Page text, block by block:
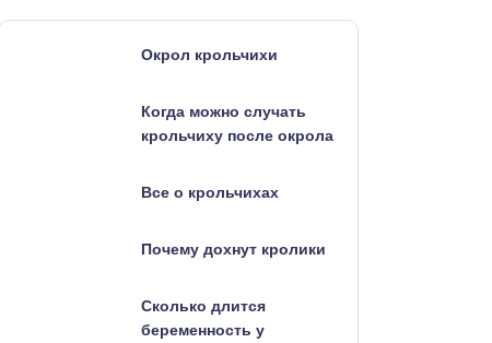
Окрол крольчихи
Когда можно случать
крольчиху после окрола
Все о крольчихах
Почему дохнут кролики
Сколько длится
беременность у